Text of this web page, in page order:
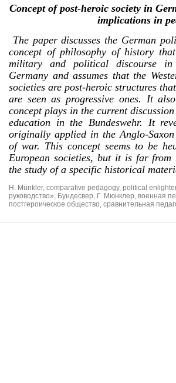
Concept of post-heroic society in
implications in
The paper discusses the German
concept of philosophy of history
military and political discourse
Germany and assumes that the
societies are post-heroic structures
are seen as progressive ones. It
concept plays in the current
education in the Bundeswehr. It
originally applied in the Anglo-
of war. This concept seems to be
European societies, but it is far
the study of a specific historical
H. Münkler, comparative pedagogy, political
руководство» Бундесвер Г. Мюнклер военная
постгероическое общество сравнительная